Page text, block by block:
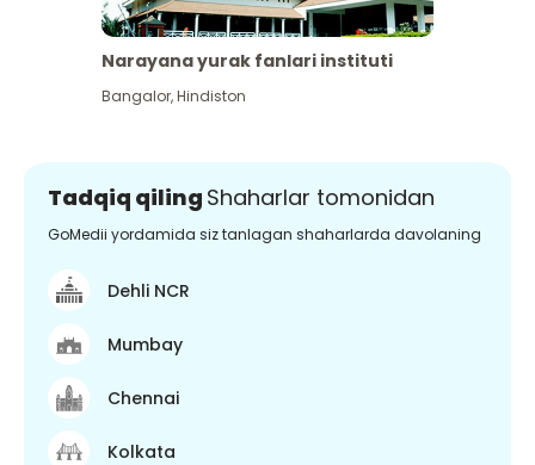
Narayana yurak fanlari instituti
Bangalor,Hindiston
Tadqiq qiling Shaharlar tomonidan
GoMedii yordamida siz tanlagan shaharlarda davolaning
Dehli NCR
Mumbay
Chennai
Kolkata